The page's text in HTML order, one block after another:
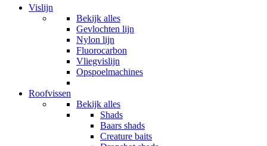
Vislijn
Bekijk alles
Gevlochten lijn
Nylon lijn
Fluorocarbon
Vliegvislijn
Opspoelmachines
Roofvissen
Bekijk alles
Shads
Baars shads
Creature baits